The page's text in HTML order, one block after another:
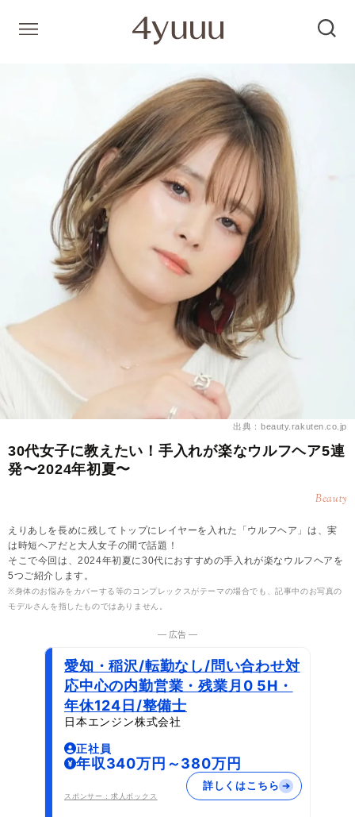
出典：beauty.rakuten.co.jp
30代女子に教えたい！手入れが楽なウルフヘア5連
発〜2024年初夏〜
Beauty
えりあしを長めに残してトップにレイヤーを入れた「ウルフヘア」は、実
は時短ヘアだと大人女子の間で話題！
そこで今回は、2024年初夏に30代におすすめの手入れが楽なウルフヘアを
5つご紹介します。
※身体のお悩みをカバーする等のコンプレックスがテーマの場合でも、記事中のお写真の
モデルさんを指したものではありません。
― 広告 ―
愛知・稲沢/転勤なし/問い合わせ対
応中心の内勤営業・残業月0 5H・
年休124日/整備士
日本エンジン株式会社
正社員
年収340万円～380万円
スポンサー：求人ボックス
詳しくはこちら